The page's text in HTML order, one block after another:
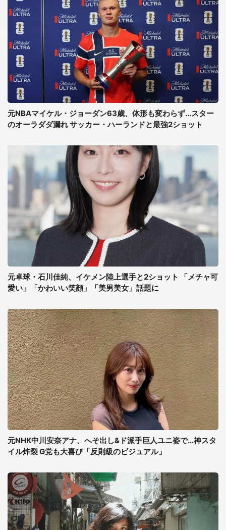
元NBAマイケル・ジョーダン63歳、体形も変わらず...スター
のオーラダダ漏れ サッカー・ハーランドと最強2ショット
元卓球・石川佳純、イケメン陸上選手と2ショット 「メチャ可
愛い」「かわいい笑顔」「美男美女」話題に
元NHK中川安奈アナ、へそ出し&ド派手巨人ユニ姿で...神スタ
イル炸裂 G党も大喜び「反則級のビジュアル」